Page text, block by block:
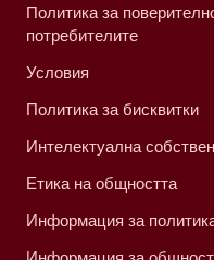
Политика за
потребителите
Условия
Политика за бисквитки
Интелектуална
Етика на общността
Информация за